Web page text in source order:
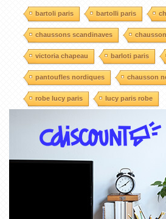
bartoli paris bartolli paris
chaussons scandinaves
victoria chapeau barloti paris
pantoufles nordiques chausson
robe lucy paris lucy paris robe